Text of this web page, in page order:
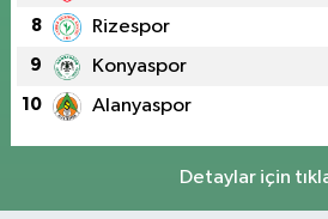
8 Rizespor
9 Konyaspor
10 Alanyaspor
Detaylar için